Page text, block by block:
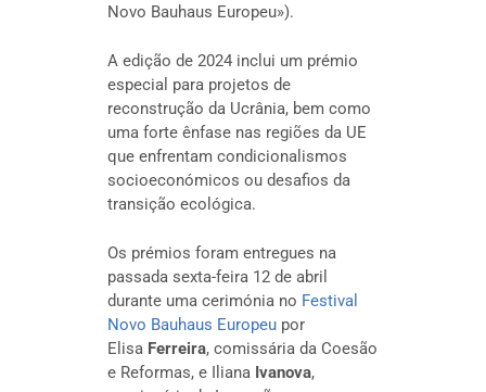
Novo Bauhaus Europeu»).
A edição de 2024 inclui um prémio
especial para projetos de
reconstrução da Ucrânia, bem como
uma forte ênfase nas regiões da UE
que enfrentam condicionalismos
socioeconómicos ou desafios da
transição ecológica.
Os prémios foram entregues na
passada sexta-feira 12 de abril
durante uma cerimónia no Festival
Novo Bauhaus Europeupor
Elisa Ferreira, comissária da Coesão
e Reformas, e IlianaIvanova,